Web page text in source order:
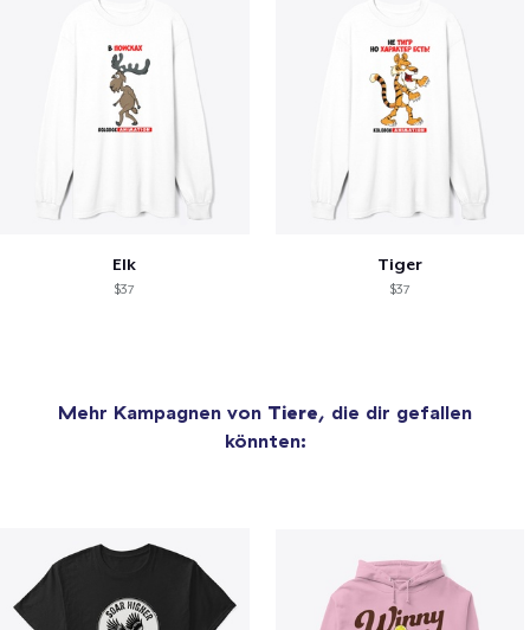
Elk
$37
Tiger
$37
Mehr Kampagnen von Tiere, die dir gefallen
könnten: